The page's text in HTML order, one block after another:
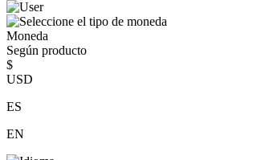
Moneda
Según producto
$
USD
ES
EN